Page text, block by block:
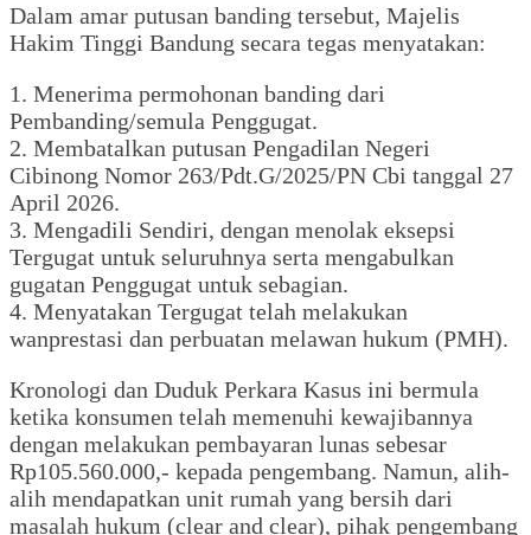
Dalam amar putusan banding tersebut, Majelis
Hakim Tinggi Bandung secara tegas menyatakan:
1. Menerima permohonan banding dari
Pembanding/semula Penggugat.
2. Membatalkan putusan Pengadilan Negeri
Cibinong Nomor 263/Pdt.G/2025/PN Cbi tanggal 27
April 2026.
3. Mengadili Sendiri, dengan menolak eksepsi
Tergugat untuk seluruhnya serta mengabulkan
gugatan Penggugat untuk sebagian.
4. Menyatakan Tergugat telah melakukan
wanprestasi dan perbuatan melawan hukum (PMH).
Kronologi dan Duduk Perkara Kasus ini bermula
ketika konsumen telah memenuhi kewajibannya
dengan melakukan pembayaran lunas sebesar
Rp105.560.000,- kepada pengembang. Namun, alih-
alih mendapatkan unit rumah yang bersih dari
masalah hukum (clear and clear), pihak pengembang